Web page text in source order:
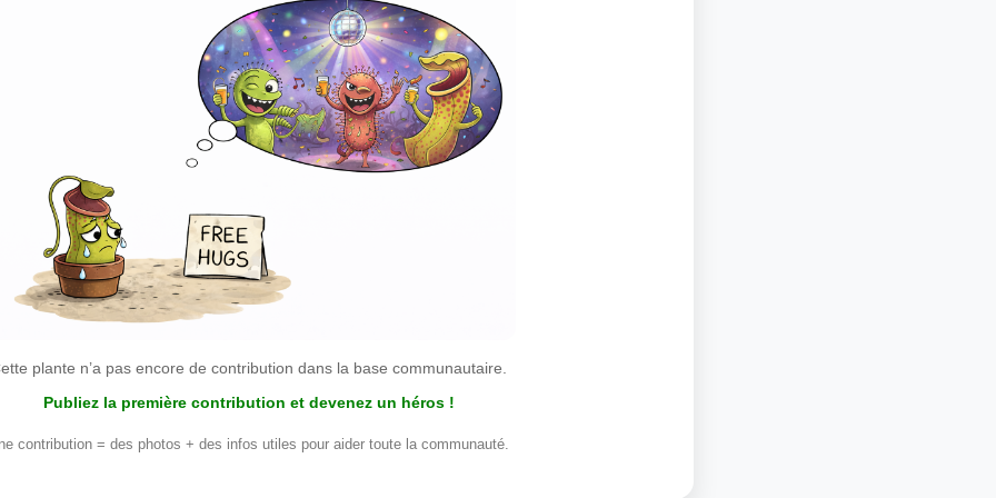
plante n’a pas encore de contribution dans la base communautaire.
Publiez la première contribution et devenez un héros !
contribution = des photos + des infos utiles pour aider toute la communauté.